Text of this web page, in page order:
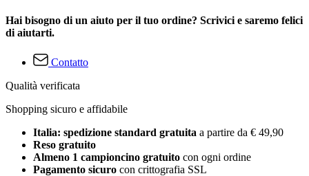
Hai bisogno di un aiuto per il tuo ordine? Scrivici e saremo felici
di aiutarti.
Contatto
Qualità verificata
Shopping sicuro e affidabile
Italia: spedizione standard gratuita a partire da € 49,90
Reso gratuito
Almeno 1 campioncino gratuito con ogni ordine
Pagamento sicuro con crittografia SSL